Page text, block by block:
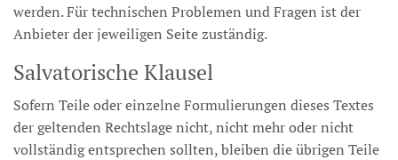
werden. Für technischen Problemen und Fragen ist der
Anbieter der jeweiligen Seite zuständig.
Salvatorische Klausel
Sofern Teile oder einzelne Formulierungen dieses Textes
der geltenden Rechtslage nicht, nicht mehr oder nicht
vollständig entsprechen sollten, bleiben die übrigen Teile